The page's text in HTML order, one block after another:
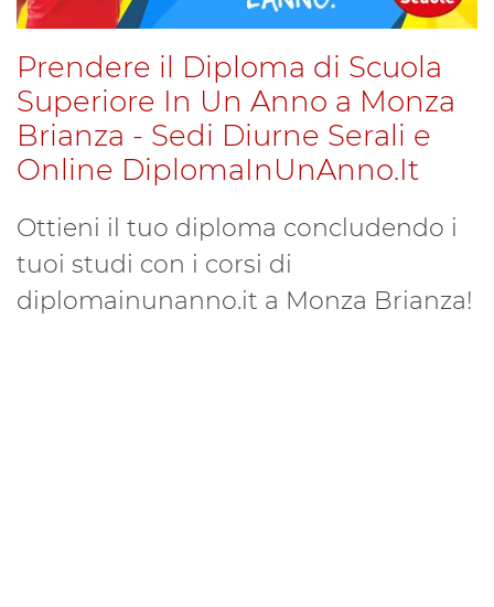
Prendere il Diploma di Scuola
Superiore In Un Anno a Monza
Brianza - Sedi Diurne Serali e
Online DiplomaInUnAnno.It
Ottieni il tuo diploma concludendo i
tuoi studi con i corsi di
diplomainunanno.it a Monza Brianza!